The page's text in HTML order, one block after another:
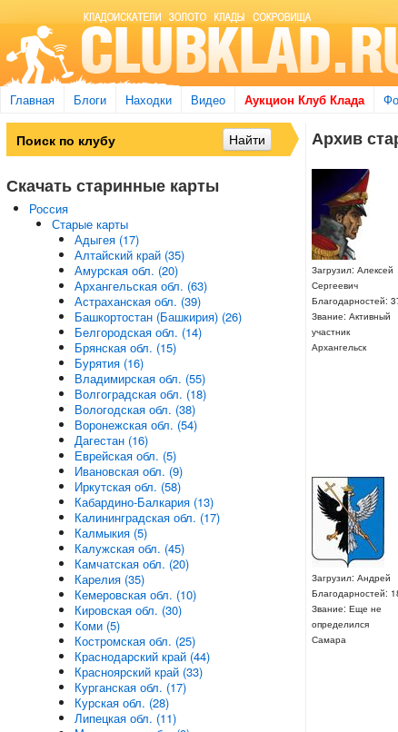
Главная Блоги Находки Видео Аукцион Клуб Клада
Архив
Загрузил: Алексей
Сергеевич
Благодарностей:
Звание: Активный
участник
Архангельск
Загрузил: Андрей
Благодарностей:
Звание: Еще не
определился
Самара
Скачать старинные карты
Россия
Старые карты
Адыгея (17)
Алтайский край (35)
Амурская обл. (20)
Архангельская обл. (63)
Астраханская обл. (39)
Башкортостан (Башкирия) (26)
Белгородская обл. (14)
Брянская обл. (15)
Бурятия (16)
Владимирская обл. (55)
Волгоградская обл. (18)
Вологодская обл. (38)
Воронежская обл. (54)
Дагестан (16)
Еврейская обл. (5)
Ивановская обл. (9)
Иркутская обл. (58)
Кабардино-Балкария (13)
Калининградская обл. (17)
Калмыкия (5)
Калужская обл. (45)
Камчатская обл. (20)
Карелия (35)
Кемеровская обл. (10)
Кировская обл. (30)
Коми (5)
Костромская обл. (25)
Краснодарский край (44)
Красноярский край (33)
Курганская обл. (17)
Курская обл. (28)
Липецкая обл. (11)